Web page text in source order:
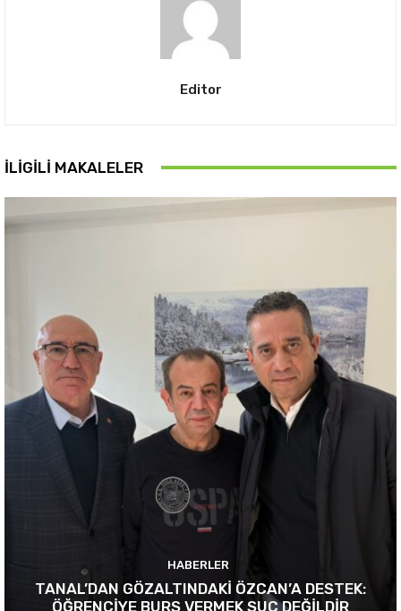
Editor
İLIGILI MAKALELER
HABERLER
TANAL’DAN GÖZALTINDAKİ ÖZCAN’A DESTEK:
ÖĞRENCİYE BURS VERMEK SUÇ DEĞİLDİR